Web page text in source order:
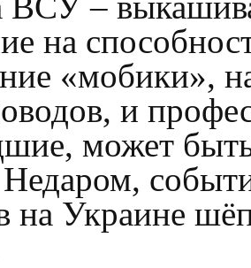
на
«мобики»,
и
может
Недаром,
на Украине